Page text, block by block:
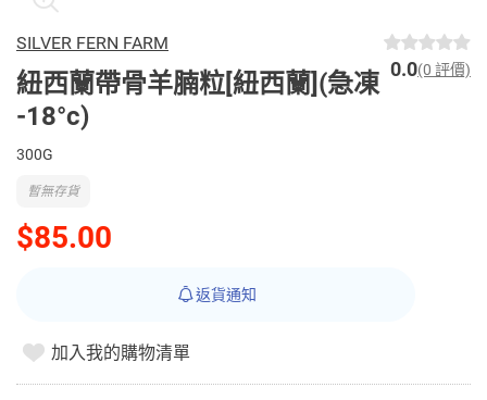
SILVER FERN FARM
紐西蘭帶骨羊腩粒[紐西蘭](急凍
-18°c)
0.0(0 評價)
300G
$85.00
暫無存貨
返貨通知
加入我的購物清單